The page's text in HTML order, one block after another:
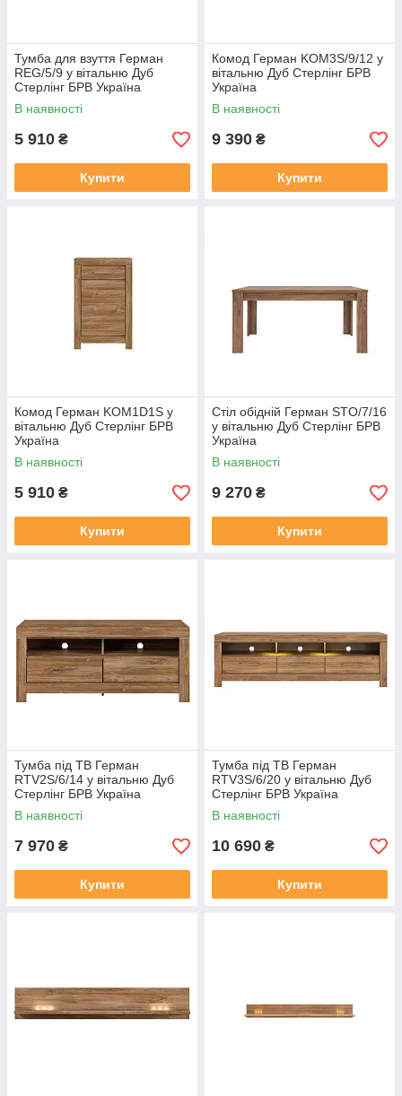
Тумба для взуття Герман
REG/5/9 у вітальню Дуб
Стерлінг БРВ Україна
В наявності
5 910 ₴
Купити
Комод Герман KOM3S/9/12 у
вітальню Дуб Стерлінг БРВ
Україна
В наявності
9 390 ₴
Купити
Комод Герман KOM1D1S у
вітальню Дуб Стерлінг БРВ
Україна
В наявності
5 910 ₴
Купити
Стіл обідній Герман STO/7/16
у вітальню Дуб Стерлінг БРВ
Україна
В наявності
9 270 ₴
Купити
Тумба під ТВ Герман
RTV2S/6/14 у вітальню Дуб
Стерлінг БРВ Україна
В наявності
7 970 ₴
Купити
Тумба під ТВ Герман
RTV3S/6/20 у вітальню Дуб
Стерлінг БРВ Україна
В наявності
10 690 ₴
Купити